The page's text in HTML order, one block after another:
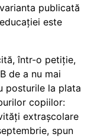
publicată
este
într-o petiție,
de a nu mai
posturile la plata
copiilor:
extrașcolare
spun